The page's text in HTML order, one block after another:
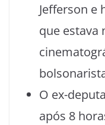
Jefferson e
que estava
O ex-
após 8